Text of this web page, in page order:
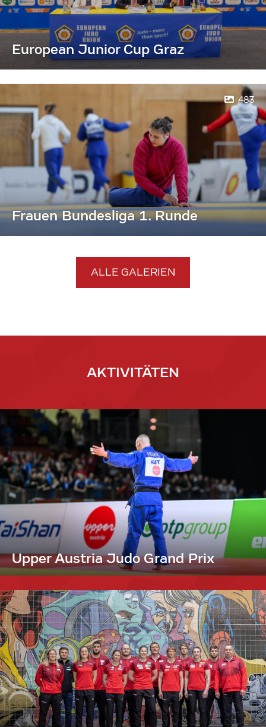
European Junior Cup Graz
483
Frauen Bundesliga 1. Runde
ALLE GALERIEN
AKTIVITÄTEN
Upper Austria Judo Grand Prix